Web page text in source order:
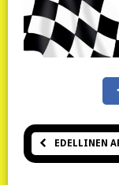
EDELLINEN